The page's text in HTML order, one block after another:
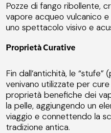
Pozze di fango ribollente,
vapore acqueo vulcanico
uno spettacolo visivo e
Proprietà Curative
Fin dall’antichità, le
venivano utilizzate per
proprietà benefiche dei
la pelle, aggiungendo un
viaggio e connettendo la
tradizione antica.